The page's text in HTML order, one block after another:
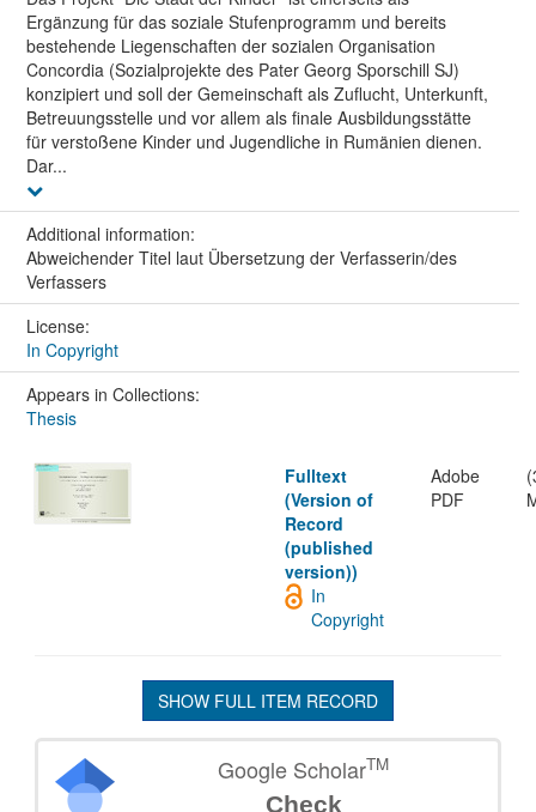
Ergänzung für das soziale Stufenprogramm und bereits
bestehende Liegenschaften der sozialen Organisation
Concordia (Sozialprojekte des Pater Georg Sporschill SJ)
konzipiert und soll der Gemeinschaft als Zuflucht, Unterkunft,
Betreuungsstelle und vor allem als finale Ausbildungsstätte
für verstoßene Kinder und Jugendliche in Rumänien dienen.
Dar...
Additional information:
Abweichender Titel laut Übersetzung der Verfasserin/des
Verfassers
License:
In Copyright
Appears in Collections:
Thesis
Fulltext
(Version of
Record
(published
version))
Adobe
PDF
In
Copyright
SHOW FULL ITEM RECORD
Google ScholarTM
Check